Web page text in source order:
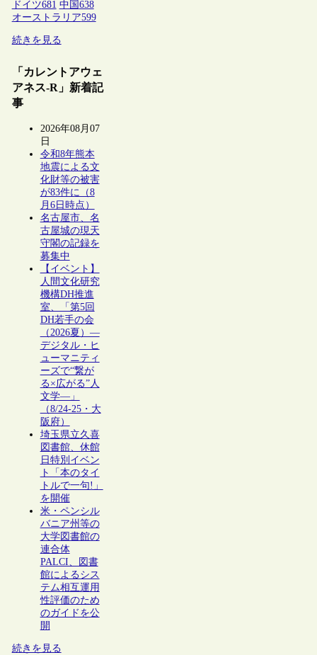
ドイツ681 中国 638
オーストラリア599
続きを見る
「カレントアウェ
アネス-R」新着記
事
2026年08月07
日
令和8年熊本
地震による文
化財等の被害
が83件に（8
月6日時点）
名古屋市、名
古屋城の現天
守閣の記録を
募集中
【イベント】
人間文化研究
機構DH推進
室、「第5回
DH若手の会
（2026夏）―
デジタル・ヒ
ューマニティ
ーズで“繋が
る×広がる”人
文学―」
（8/24-25・大
阪府）
埼玉県立久喜
図書館、休館
日特別イベン
ト「本のタイ
トルで一句!」
を開催
米・ペンシル
バニア州等の
大学図書館の
連合体
PALCI、図書
館によるシス
テム相互運用
性評価のため
のガイドを公
開
続きを見る